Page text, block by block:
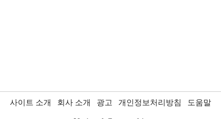
사이트 소개 회사 소개 광고 개인정보처리방침 도움말